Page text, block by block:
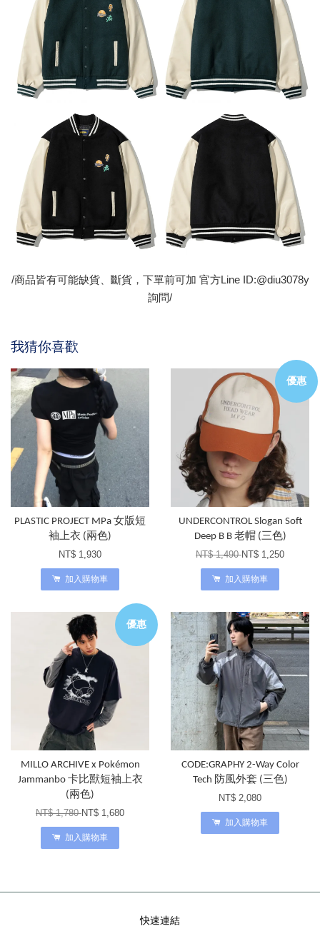
/商品皆有可能缺貨、斷貨，下單前可加 官方Line ID:@diu3078y
詢問/
我猜你喜歡
PLASTIC PROJECT MPa 女版短
袖上衣 (兩色)
NT$ 1,930
加入購物車
優惠
UNDERCONTROL Slogan Soft
Deep B B 老帽 (三色)
NT$ 1,490NT$ 1,250
加入購物車
優惠
MILLO ARCHIVE x Pokémon
Jammanbo 卡比獸短袖上衣
(兩色)
NT$ 1,780NT$ 1,680
加入購物車
CODE:GRAPHY 2-Way Color
Tech 防風外套 (三色)
NT$ 2,080
加入購物車
快速連結